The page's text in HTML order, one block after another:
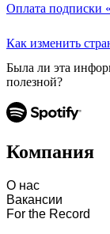
Оплата подписки
Как изменить
Была ли эта
полезной?
Компания
О нас
Вакансии
For the Record